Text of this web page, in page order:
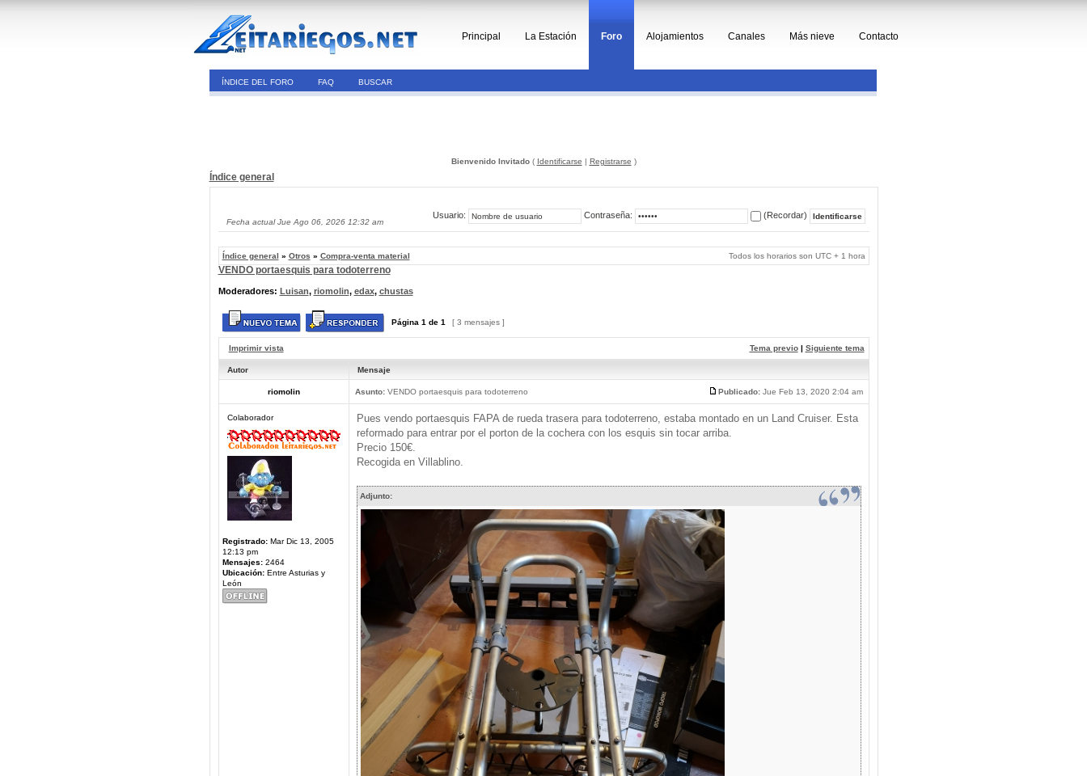
Principal La Estación Foro Alojamientos Canales Más nieve Contacto
ÍNDICE DEL FORO FAQ BUSCAR
Bienvenido Invitado( Identificarse | Registrarse )
Índice general
Fecha actual Jue Ago 06, 2026 12:32 am
Usuario: Contraseña: (Recordar)
Índice general » Otros » Compra-venta material Todos los horarios son UTC + 1 hora
VENDO portaesquis para todoterreno
Moderadores: Luisan, riomolin, edax, chustas
Página 1 de 1 [ 3 mensajes ]
Imprimir vista Tema previo| Siguiente tema
Autor Mensaje
riomolin Asunto:VENDO portaesquis para todoterreno Publicado:Jue Feb 13, 2020 2:04 am
Colaborador
Registrado:Mar Dic 13, 2005
12:13 pm
Mensajes:2464
Ubicación:Entre Asturias y
León
Pues vendo portaesquis FAPA de rueda trasera para todoterreno, estaba montado en un Land Cruiser. Esta
reformado para entrar por el porton de la cochera con los esquis sin tocar arriba.
Precio 150€.
Recogida en Villablino.
Adjunto: